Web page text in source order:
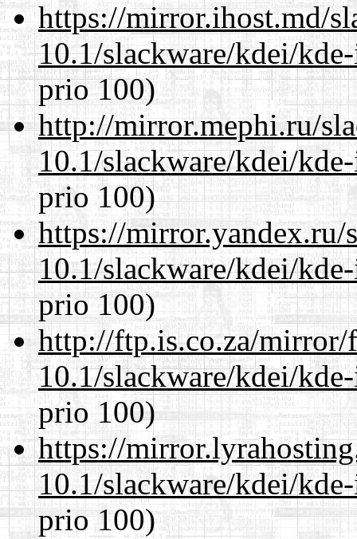
https://mirror.ihost.md/
10.1/slackware/kdei/
prio 100)
http://mirror.mephi.ru/
10.1/slackware/kdei/
prio 100)
https://mirror.yandex.ru/
10.1/slackware/kdei/
prio 100)
http://ftp.is.co.za/mirror/
10.1/slackware/kdei/
prio 100)
https://
10.1/slackware/kdei/
prio 100)